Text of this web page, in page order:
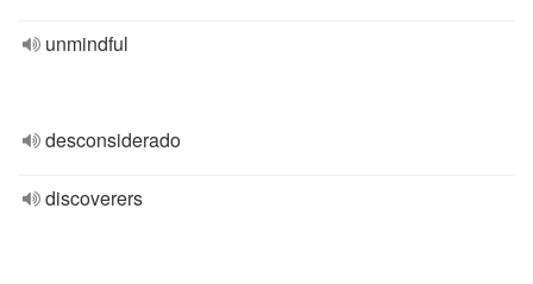
unmindful
desconsiderado
discoverers